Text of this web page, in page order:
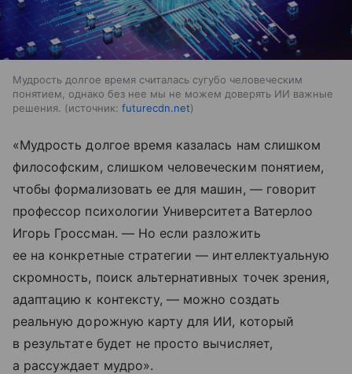
Мудрость долгое время считалась сугубо человеческим
понятием, однако без нее мы не можем доверять ИИ важные
решения.
источник: futurecdn.net
«Мудрость долгое время казалась нам слишком
философским, слишком человеческим понятием,
чтобы формализовать ее для машин, — говорит
профессор психологии Университета Ватерлоо
Игорь Гроссман. — Но если разложить
ее на конкретные стратегии — интеллектуальную
скромность, поиск альтернативных точек зрения,
адаптацию к контексту, — можно создать
реальную дорожную карту для ИИ, который
в результате будет не просто вычисляет,
а рассуждает мудро».